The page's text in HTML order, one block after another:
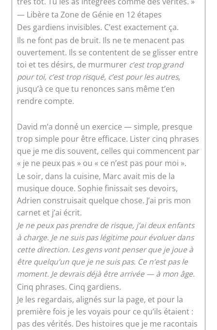
— Libère ta Zone de Génie en 12 étapes
Des gardiens invisibles. C’est exactement ça.
Ils ne font pas de bruit. Ils ne te menacent pas
ouvertement. Ils se contentent de se glisser entre
toi et tes désirs, de murmurer c’est trop grand
pour toi, c’est trop risqué, c’est pour les autres,
jusqu’à ce que tu renonces sans même t’en
rendre compte.
David m’a donné un exercice — simple, presque
trop simple pour être efficace. Lister cinq phrases
que je me dis souvent, celles qui commencent par
« je ne peux pas » ou « ce n’est pas pour moi ».
Le soir, dans la cuisine, Marc avait mis de la
musique douce. Sophie finissait ses devoirs,
Adrien construisait quelque chose. J’ai pris mon
carnet et j’ai écrit.
Je ne peux pas prendre de risque, j’ai deux enfants
à charge. Je ne suis pas légitime pour évoluer dans
cette direction. Les gens vont penser que je joue à
être quelqu’un que je ne suis pas. Ce n’est pas le
moment. Je devrais déjà être arrivée — à mon âge.
Cinq phrases. Cinq gardiens.
Je les regardais, alignés sur la page, et pour la
première fois je les voyais pour ce qu’ils étaient :
pas des vérités. Des histoires que je me racontais